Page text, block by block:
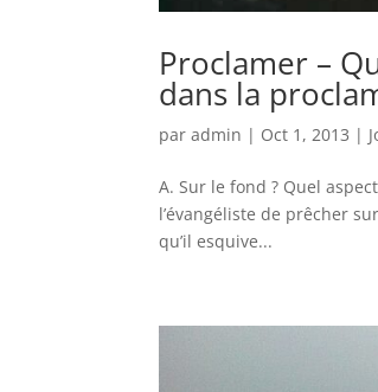
Proclamer –
dans la
paradmin | Oct 1, 2013 |
A. Sur le fond ? Quel
l’évangéliste de prêcher
qu’il esquive...